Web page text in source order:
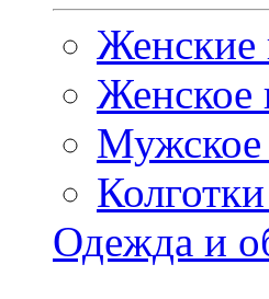
Женские
Женское
Мужское
Одежда и